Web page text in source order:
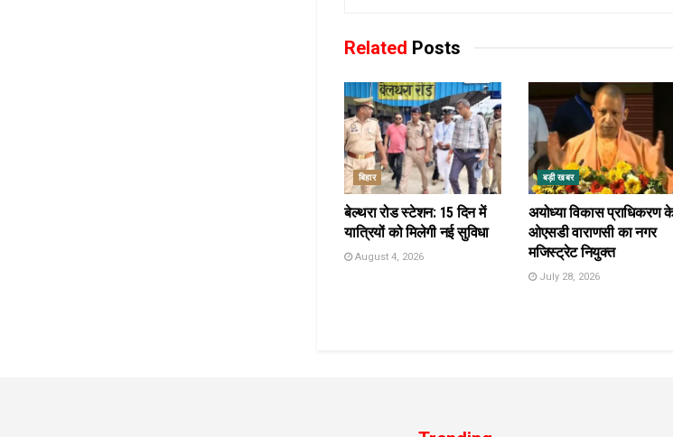
Related Posts
बिहार
बेल्थरा रोड स्टेशन: 15 दिन में
यात्रियों को मिलेगी नई सुविधा
August 4, 2026
बड़ी खबर
अयोध्या विकास प्राधिकरण
ओएसडी वाराणसी का नगर
मजिस्ट्रेट नियुक्त
July 28, 2026